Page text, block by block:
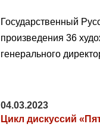
Государственный
произведения 36
генерального
04.03.2023
Цикл дискуссий